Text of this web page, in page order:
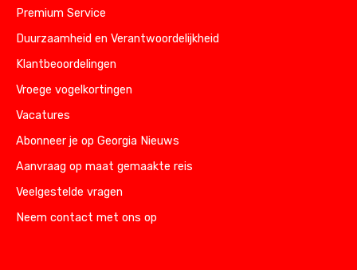
Premium Service
Duurzaamheid en Verantwoordelijkheid
Klantbeoordelingen
Vroege vogelkortingen
Vacatures
Abonneer je op Georgia Nieuws
Aanvraag op maat gemaakte reis
Veelgestelde vragen
Neem contact met ons op